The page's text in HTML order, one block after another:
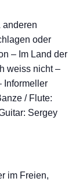
anderen
oder
– Im Land der
weiss nicht –
Informeller
/ Flute:
Sergey
im Freien,